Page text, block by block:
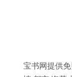
宝书网提供